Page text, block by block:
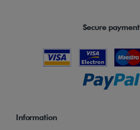
Secure payment
Information